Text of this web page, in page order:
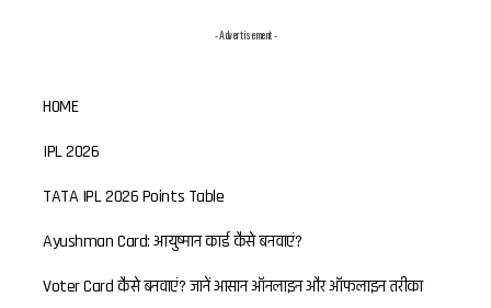
- Advertisement -
HOME
IPL 2026
TATA IPL 2026 Points Table
Ayushman Card: आयुष्मान कार्ड कैसे बनवाएं?
Voter Card कैसे बनवाएं? जानें आसान ऑनलाइन और ऑफलाइन तरीका